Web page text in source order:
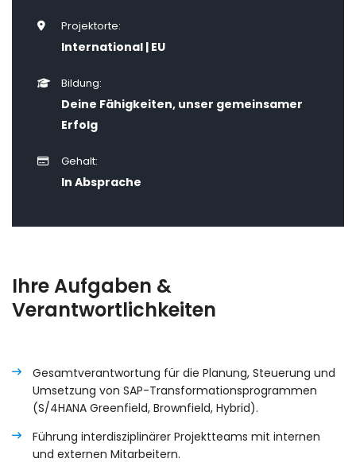
Projektorte:
International | EU
Bildung:
Deine Fähigkeiten, unser gemeinsamer
Erfolg
Gehalt:
In Absprache
Ihre Aufgaben &
Verantwortlichkeiten
Gesamtverantwortung für die Planung, Steuerung und
Umsetzung von SAP-Transformationsprogrammen
(S/4HANA Greenfield, Brownfield, Hybrid).
Führung interdisziplinärer Projektteams mit internen
und externen Mitarbeitern.